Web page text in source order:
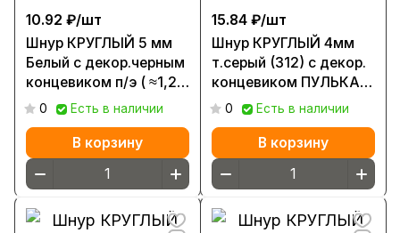
10.92 ₽/шт
Шнур КРУГЛЫЙ 5 мм
Белый с декор.черным
концевиком п/э ( ≈1,2
м)0 Есть в наличии
В корзину
15.84 ₽/шт
Шнур КРУГЛЫЙ 4мм
т.серый (312) с декор.
концевиком ПУЛЬКА
п/э ( ≈1,5 МЕТРА)
0 Есть в наличии
В корзину